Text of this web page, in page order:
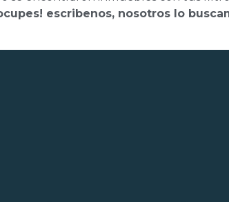
escribenos, nosotros lo